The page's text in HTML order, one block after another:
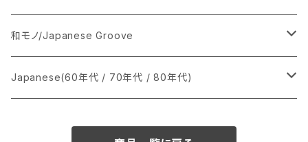
あ行
か行
LP
CD
シングル盤
A
12インチ・シングル
和モノ/Japanese Groove
シングル盤
Japanese(60年代 / 70年代 / 80年代)